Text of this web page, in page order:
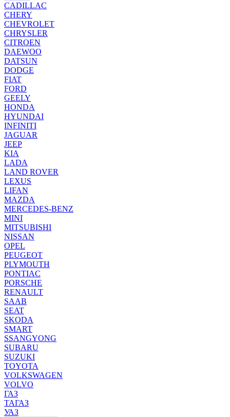
CADILLAC
CHERY
CHEVROLET
CHRYSLER
CITROEN
DAEWOO
DATSUN
DODGE
FIAT
FORD
GEELY
HONDA
HYUNDAI
INFINITI
JAGUAR
JEEP
KIA
LADA
LAND ROVER
LEXUS
LIFAN
MAZDA
MERCEDES-BENZ
MINI
MITSUBISHI
NISSAN
OPEL
PEUGEOT
PLYMOUTH
PONTIAC
PORSCHE
RENAULT
SAAB
SEAT
SKODA
SMART
SSANGYONG
SUBARU
SUZUKI
TOYOTA
VOLKSWAGEN
VOLVO
ГАЗ
ТАГАЗ
УАЗ